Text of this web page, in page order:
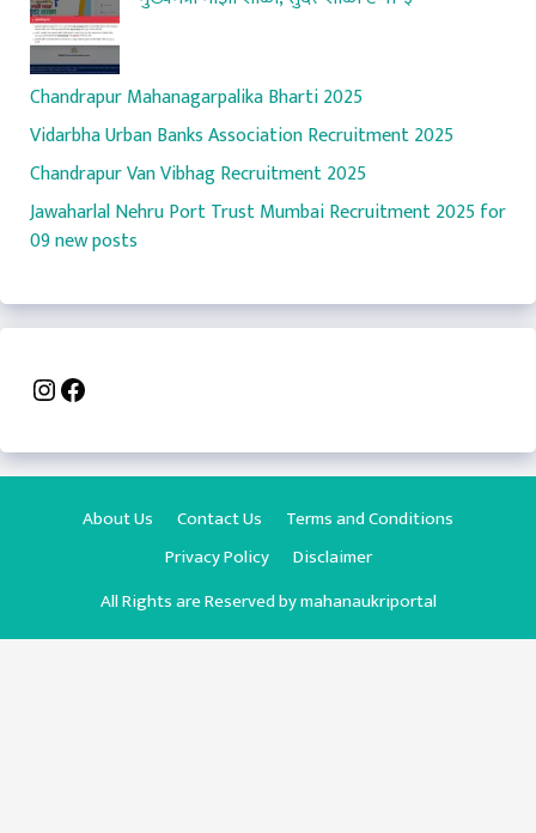
Chandrapur Mahanagarpalika Bharti 2025
Vidarbha Urban Banks Association Recruitment 2025
Chandrapur Van Vibhag Recruitment 2025
Jawaharlal Nehru Port Trust Mumbai Recruitment 2025 for
09 new posts
Instagram
Facebook
About Us Contact Us
Terms and Conditions
Privacy Policy
Disclaimer
All Rights are Reserved bymahanaukriportal